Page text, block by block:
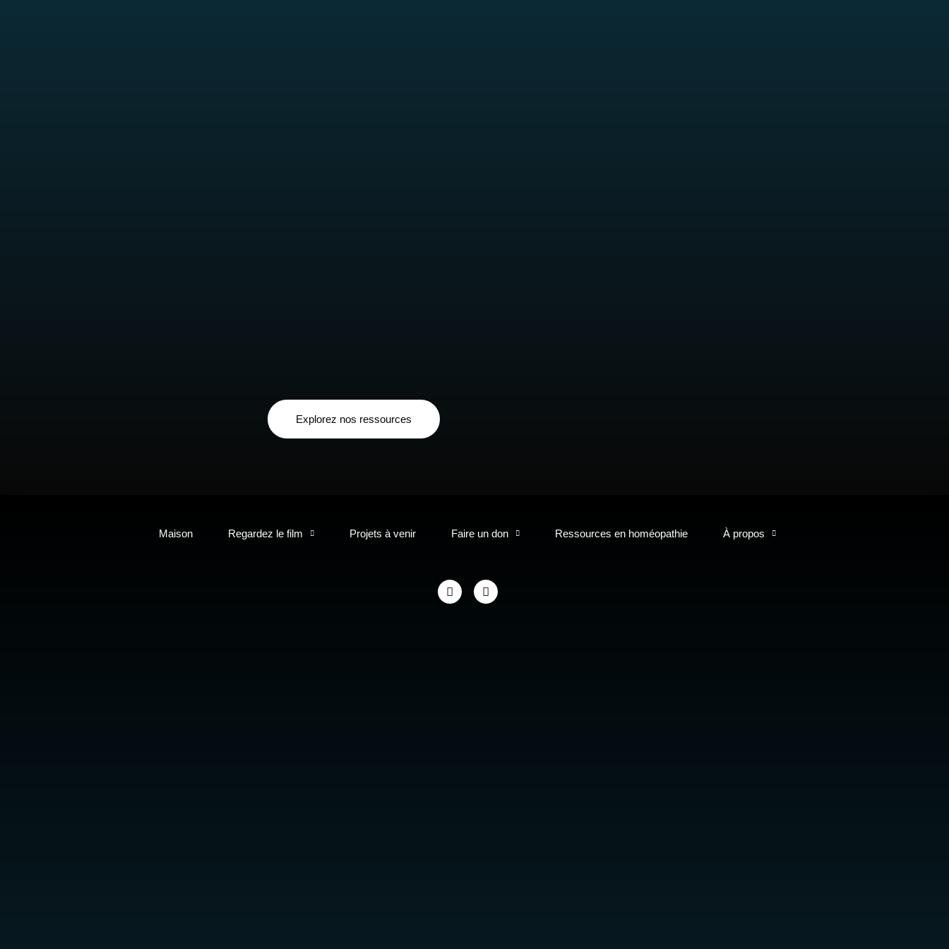
Explorez nos ressources
Maison Regardez le film Projets à venir Faire un don Ressources en homéopathie À propos